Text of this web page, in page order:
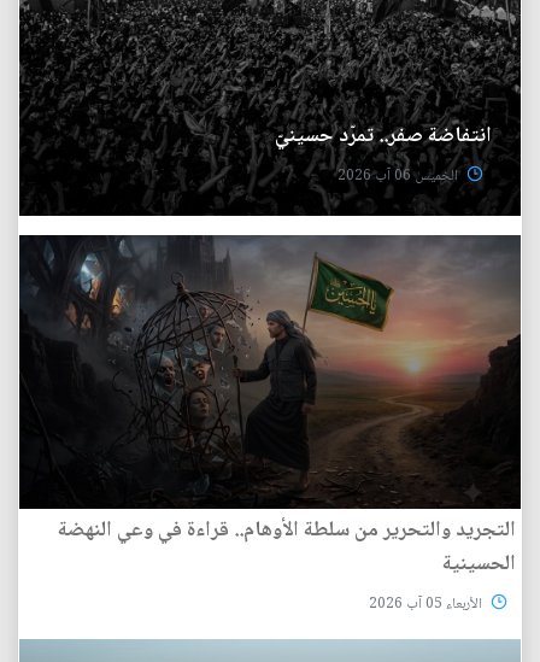
انتفاضة صفر.. تمرّد حسينيّ
الخميس 06 آب 2026
التجريد والتحرير من سلطة الأوهام.. قراءة في وعي النهضة
الحسينية
الأربعاء 05 آب 2026